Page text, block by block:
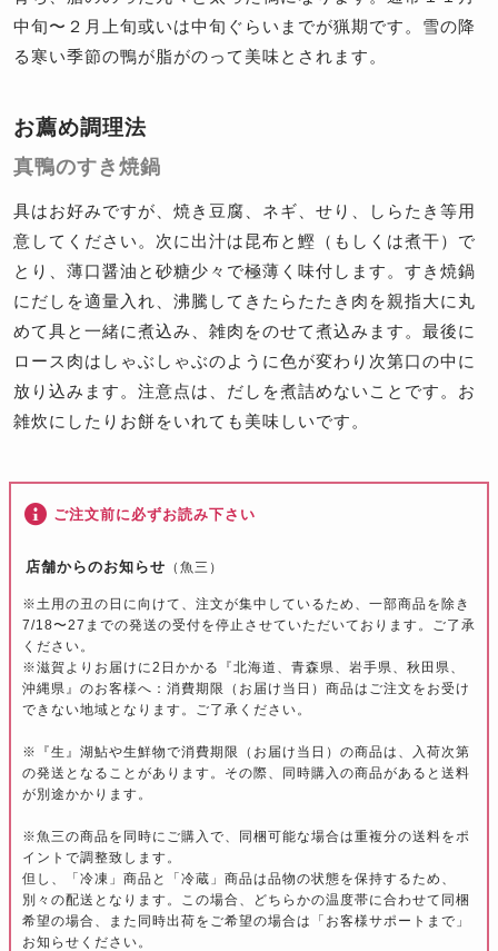
中旬〜２月上旬或いは中旬ぐらいまでが猟期です。雪の降
る寒い季節の鴨が脂がのって美味とされます。
お薦め調理法
真鴨のすき焼鍋
具はお好みですが、焼き豆腐、ネギ、せり、しらたき等用
意してください。次に出汁は昆布と鰹（もしくは煮干）で
とり、薄口醤油と砂糖少々で極薄く味付します。すき焼鍋
にだしを適量入れ、沸騰してきたらたたき肉を親指大に丸
めて具と一緒に煮込み、雑肉をのせて煮込みます。最後に
ロース肉はしゃぶしゃぶのように色が変わり次第口の中に
放り込みます。注意点は、だしを煮詰めないことです。お
雑炊にしたりお餅をいれても美味しいです。
ご注文前に必ずお読み下さい
店舗からのお知らせ （魚三）
※土用の丑の日に向けて、注文が集中しているため、一部商品を除き
7/18〜27までの発送の受付を停止させていただいております。ご了承
ください。
※滋賀よりお届けに2日かかる『北海道、青森県、岩手県、秋田県、
沖縄県』のお客様へ：消費期限（お届け当日）商品はご注文をお受け
できない地域となります。ご了承ください。
※『生』湖鮎や生鮮物で消費期限（お届け当日）の商品は、入荷次第
の発送となることがあります。その際、同時購入の商品があると送料
が別途かかります。
※魚三の商品を同時にご購入で、同梱可能な場合は重複分の送料をポ
イントで調整致します。
但し、「冷凍」商品と「冷蔵」商品は品物の状態を保持するため、
別々の配送となります。この場合、どちらかの温度帯に合わせて同梱
希望の場合、また同時出荷をご希望の場合は「お客様サポートまで」
お知らせください。